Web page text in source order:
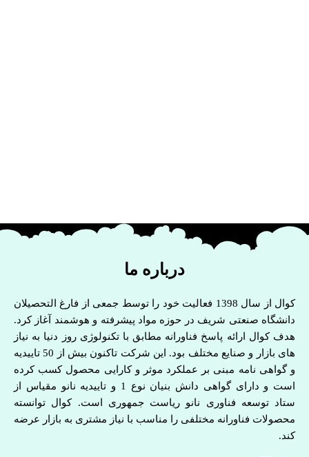
درباره ما
کوال از سال 1398 فعالیت خود را توسط جمعی از فارغ التحصیلان
دانشگاه صنعتی شریف در حوزه مواد پیشرفته و هوشمند آغاز کرد.
هدف کوال ارائه پاسخ فناورانه مطابق با تکنولوژی روز دنیا به نیاز
های بازار و صنایع مختلف بود. این شرکت تاکنون بیش از 50 تاییدیه
و گواهی نامه مبنی بر عملکرد موثر و کارایی محصول کسب کرده
است و دارای گواهی دانش بنیان نوع 1 و تاییدیه نانو مقیاس از
ستاد توسعه فناوری نانو ریاست جمهوری است. کوال توانسته
محصولات فناورانه مختلفی را مناسب با نیاز مشتری به بازار عرضه
کند.